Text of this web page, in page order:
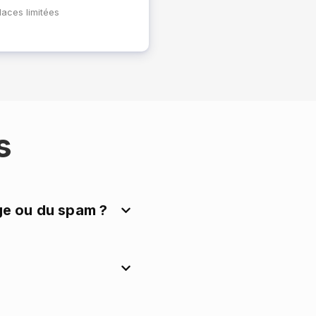
limitées
ou du spam ?